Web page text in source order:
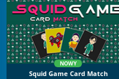
NOWY
Squid Game Card Match